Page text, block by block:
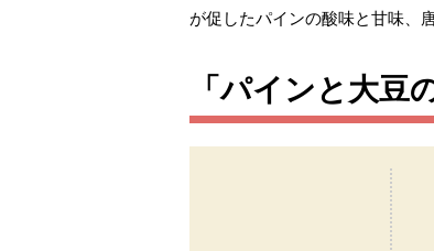
が促したパインの酸味と甘味、
「パインと大豆